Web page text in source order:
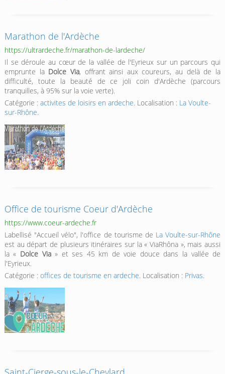
Marathon de l'Ardèche
https://ultrardeche.fr/marathon-de-lardeche/
Il se déroule au cœur de la vallée de l'Eyrieux sur un parcours qui
emprunte la Dolce Via, offrant ainsi aux coureurs, au delà de la
difficulté, toute la beauté de ce joli coin d'Ardèche (parcours
tranquilles, à 95% sur la voie verte).
Catégorie : activites de loisirs en ardeche. Localisation : La Voulte-
sur-Rhône.
Office de tourisme Coeur d'Ardèche
https://www.coeur-ardeche.fr
Labellisé "Accueil vélo", l'office de tourisme de La Voulte-sur-Rhône
est au départ de plusieurs itinéraires sur la « ViaRhôna », mais aussi
la « Dolce Via» et ses 45 km de voie douce dans la vallée de
l'Eyrieux.
Catégorie : offices de tourisme en ardeche. Localisation : Privas.